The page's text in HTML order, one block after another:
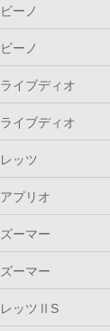
ビーノ
ビーノ
ライブディオ
ライブディオ
レッツ
アプリオ
ズーマー
ズーマー
レッツⅡS